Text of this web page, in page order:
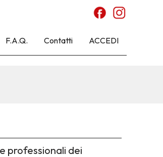
F.A.Q. Contatti ACCEDI
professionali dei